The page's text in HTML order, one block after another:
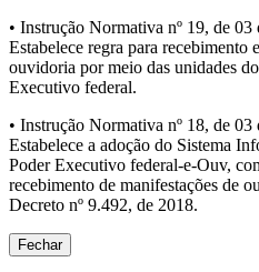
• Instrução Normativa nº 19, de
Estabelece regra para recebimento
ouvidoria por meio das unidades
Executivo federal.
• Instrução Normativa nº 18, de
Estabelece a adoção do Sistema
Poder Executivo federal-e-Ouv,
recebimento de manifestações de
Decreto nº 9.492, de 2018.
Fechar